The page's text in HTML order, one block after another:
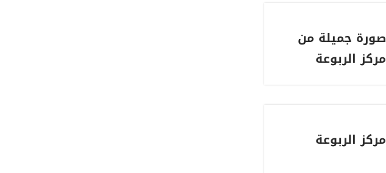
صورة جميلة من
مركز الربوعة
مركز الربوعة